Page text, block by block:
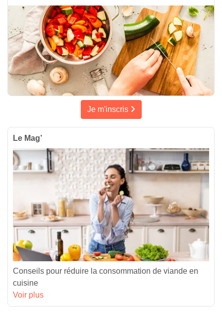
Je m'inscris
Le Mag’
Conseils pour réduire la consommation de viande en
cuisine
Voir plus